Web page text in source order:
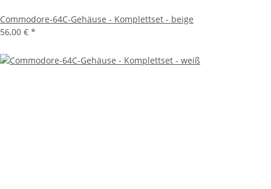
Commodore-64C-Gehäuse - Komplettset - beige
56,00 € *